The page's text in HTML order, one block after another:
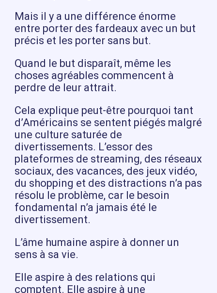
Mais il y a une différence énorme
entre porter des fardeaux avec un but
précis et les porter sans but.
Quand le but disparaît, même les
choses agréables commencent à
perdre de leur attrait.
Cela explique peut-être pourquoi tant
d’Américains se sentent piégés malgré
une culture saturée de
divertissements. L’essor des
plateformes de streaming, des réseaux
sociaux, des vacances, des jeux vidéo,
du shopping et des distractions n’a pas
résolu le problème, car le besoin
fondamental n’a jamais été le
divertissement.
L’âme humaine aspire à donner un
sens à sa vie.
Elle aspire à des relations qui
comptent. Elle aspire à une